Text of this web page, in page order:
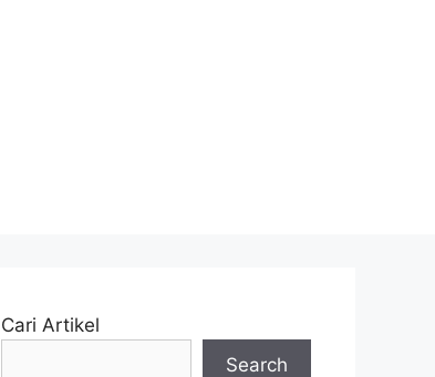
Cari Artikel
Search